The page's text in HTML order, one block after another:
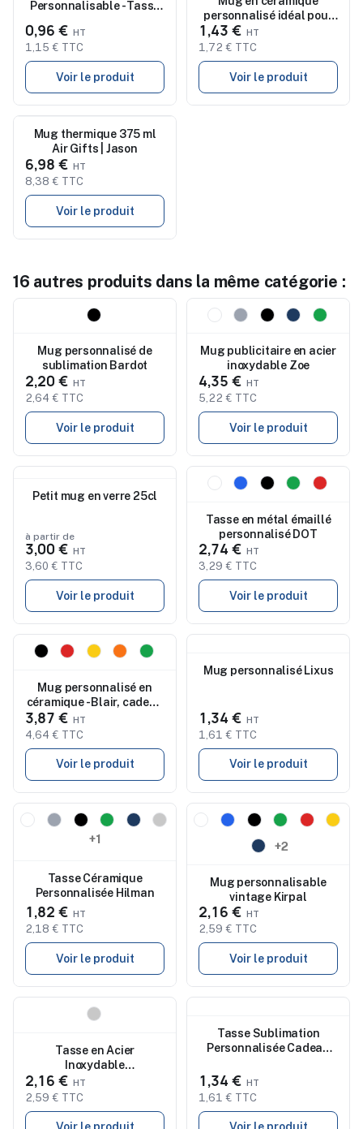
Personnalisable - Tasse
0,96 €
1,15 € TTC
Voir le produit
personnalisé idéal pour
cadeau d'entreprise -
Kenna
1,43 €
1,72 € TTC
Voir le produit
Nouveau
Mug thermique 375 ml
Air Gifts | Jason
6,98 €
8,38 € TTC
Voir le produit
16 autres produits dans la même catégorie :
Mug personnalisé de
sublimation Bardot
2,20 €
2,64 € TTC
Voir le produit
Nouveau
Mug publicitaire en acier
inoxydable Zoe
4,35 €
5,22 € TTC
Voir le produit
Petit mug en verre 25cl
à partir de
3,00 €
3,60 € TTC
Voir le produit
Nouveau
Tasse en métal émaillé
personnalisé DOT
2,74 €
3,29 € TTC
Voir le produit
Nouveau
Mug personnalisé en
céramique - Blair, cadeau
d'entreprise idéal
3,87 €
4,64 € TTC
Voir le produit
Mug personnalisé Lixus
1,34 €
1,61 € TTC
Voir le produit
Nouveau
+1
Tasse Céramique
Personnalisée Hilman
1,82 €
2,18 € TTC
Voir le produit
Nouveau
+2
Mug personnalisable
vintage Kirpal
2,16 €
2,59 € TTC
Voir le produit
Tasse en Acier
Inoxydable
Personnalisée à Prix
Abordable - Belon
2,16 €
2,59 € TTC
Tasse Sublimation
Personnalisée Cadeau
1,34 €
1,61 € TTC